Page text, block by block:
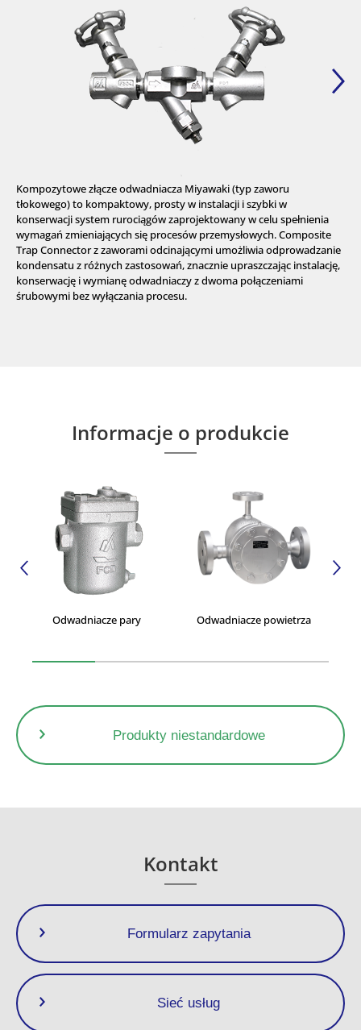
Kompozytowe złącze odwadniacza Miyawaki (typ zaworu
tłokowego) to kompaktowy, prosty w instalacji i szybki w
konserwacji system rurociągów zaprojektowany w celu spełnienia
wymagań zmieniających się procesów przemysłowych. Composite
Trap Connector z zaworami odcinającymi umożliwia odprowadzanie
kondensatu z różnych zastosowań, znacznie upraszczając instalację,
konserwację i wymianę odwadniaczy z dwoma połączeniami
śrubowymi bez wyłączania procesu.
Informacje o produkcie
Odwadniacze pary Odwadniacze powietrza
Produkty niestandardowe
Kontakt
Formularz zapytania
Sieć usług